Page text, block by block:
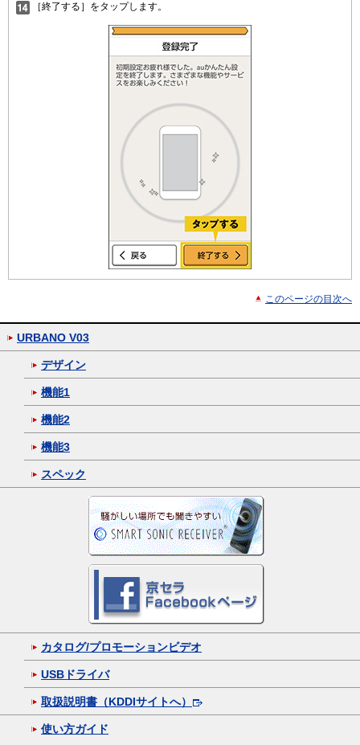
［終了する］をタップします。
このページの目次へ
URBANO V03
デザイン
機能1
機能2
機能3
スペック
カタログ/プロモーションビデオ
USBドライバ
取扱説明書（KDDIサイトへ）
使い方ガイド